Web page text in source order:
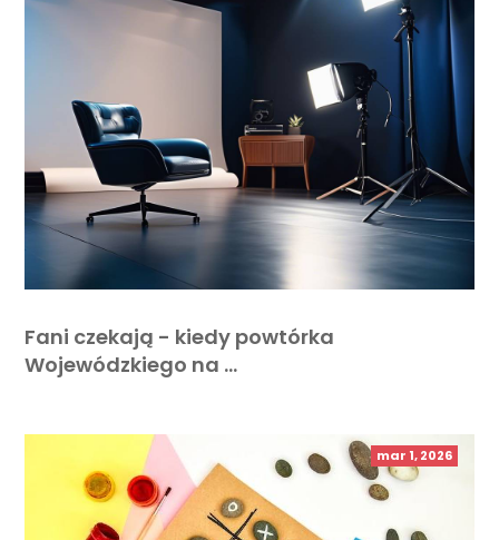
Fani czekają - kiedy powtórka
Wojewódzkiego na …
mar 1, 2026